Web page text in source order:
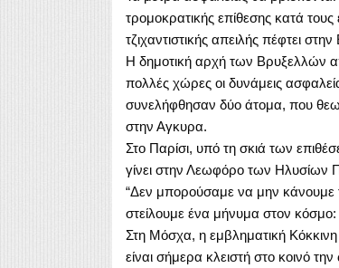
τρομοκρατικής επίθεσης κατά
τζιχαντιστικής απειλής πέφτει
Η δημοτική αρχή των Βρυξελλών
πολλές χώρες οι δυνάμεις
συνελήφθησαν δύο άτομα, που
στην Αγκυρα.
Στο Παρίσι, υπό τη σκιά των
γίνει στην Λεωφόρο των Ηλυσίων
“Δεν μπορούσαμε να μην κάνουμε
στείλουμε ένα μήνυμα στον κόσμο:
Στη Μόσχα, η εμβληματική
είναι σήμερα κλειστή στο κοινό